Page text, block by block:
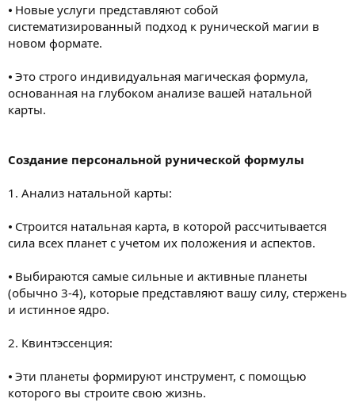
⦁ Новые услуги представляют собой
систематизированный подход к рунической магии в
новом формате.
⦁ Это строго индивидуальная магическая формула,
основанная на глубоком анализе вашей натальной
карты.
Создание персональной рунической формулы
1. Анализ натальной карты:
⦁ Строится натальная карта, в которой рассчитывается
сила всех планет с учетом их положения и аспектов.
⦁ Выбираются самые сильные и активные планеты
(обычно 3-4), которые представляют вашу силу, стержень
и истинное ядро.
2. Квинтэссенция:
⦁ Эти планеты формируют инструмент, с помощью
которого вы строите свою жизнь.